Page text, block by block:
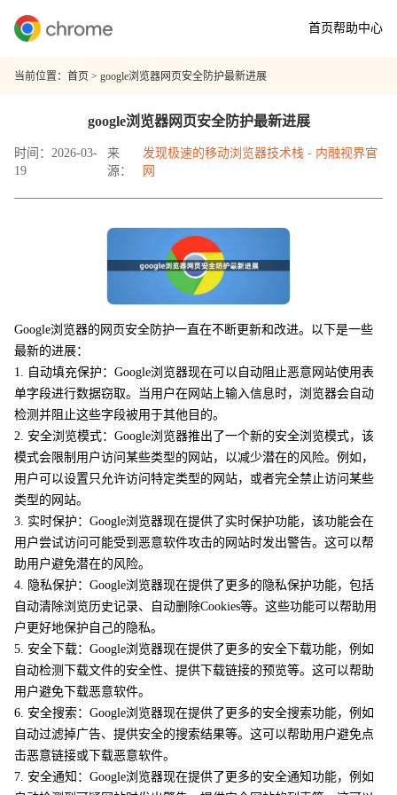
首页帮助中心
当前位置： 首页 > google浏览器网页安全防护最新进展
google浏览器网页安全防护最新进展
时间：2026-03-
19
来
源：
发现极速的移动浏览器技术栈 - 内融视界官
网
Google浏览器的网页安全防护一直在不断更新和改进。以下是一些
最新的进展：
1. 自动填充保护：Google浏览器现在可以自动阻止恶意网站使用表
单字段进行数据窃取。当用户在网站上输入信息时，浏览器会自动
检测并阻止这些字段被用于其他目的。
2. 安全浏览模式：Google浏览器推出了一个新的安全浏览模式，该
模式会限制用户访问某些类型的网站，以减少潜在的风险。例如，
用户可以设置只允许访问特定类型的网站，或者完全禁止访问某些
类型的网站。
3. 实时保护：Google浏览器现在提供了实时保护功能，该功能会在
用户尝试访问可能受到恶意软件攻击的网站时发出警告。这可以帮
助用户避免潜在的风险。
4. 隐私保护：Google浏览器现在提供了更多的隐私保护功能，包括
自动清除浏览历史记录、自动删除Cookies等。这些功能可以帮助用
户更好地保护自己的隐私。
5. 安全下载：Google浏览器现在提供了更多的安全下载功能，例如
自动检测下载文件的安全性、提供下载链接的预览等。这可以帮助
用户避免下载恶意软件。
6. 安全搜索：Google浏览器现在提供了更多的安全搜索功能，例如
自动过滤掉广告、提供安全的搜索结果等。这可以帮助用户避免点
击恶意链接或下载恶意软件。
7. 安全通知：Google浏览器现在提供了更多的安全通知功能，例如